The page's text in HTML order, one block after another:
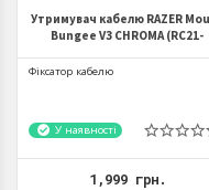
Утримувач кабелю RAZER
Bungee V3 CHROMA (RC21-
Фіксатор кабелю
У наявності
1,999 грн.